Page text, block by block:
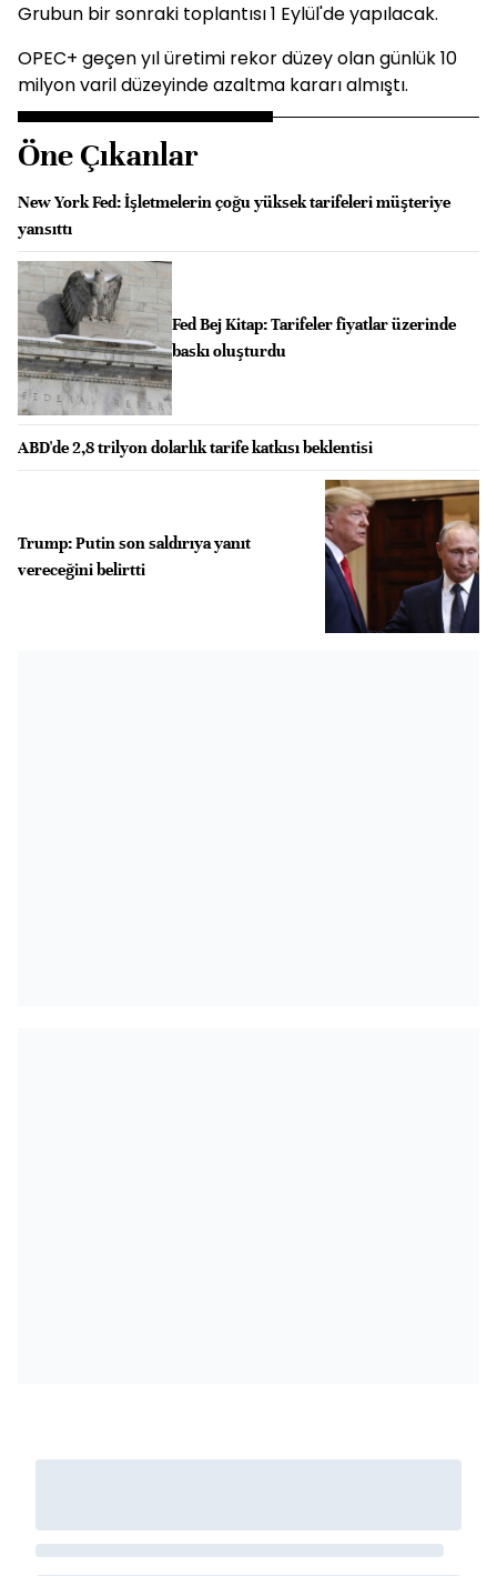
Grubun bir sonraki toplantısı 1 Eylül'de yapılacak.
OPEC+ geçen yıl üretimi rekor düzey olan günlük 10
milyon varil düzeyinde azaltma kararı almıştı.
Öne Çıkanlar
New York Fed: İşletmelerin çoğu yüksek tarifeleri müşteriye
yansıttı
Fed Bej Kitap: Tarifeler fiyatlar üzerinde
baskı oluşturdu
ABD'de 2,8 trilyon dolarlık tarife katkısı beklentisi
Trump: Putin son saldırıya yanıt
vereceğini belirtti